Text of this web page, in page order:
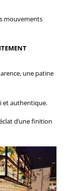
mouvements
une patine
et authentique.
d’une finition